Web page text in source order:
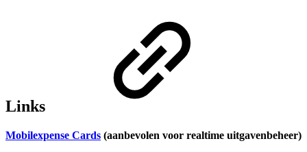
Links
Mobilexpense Cards (aanbevolen voor realtime uitgavenbeheer)